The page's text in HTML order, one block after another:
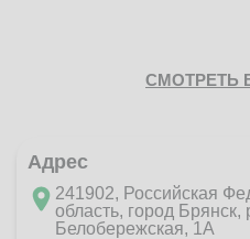
СМОТРЕТЬ
Адрес
241902, Российская
область, город
Белобережская, 1А